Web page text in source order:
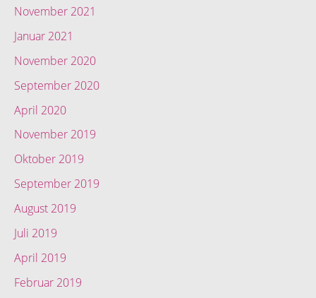
November 2021
Januar 2021
November 2020
September 2020
April 2020
November 2019
Oktober 2019
September 2019
August 2019
Juli 2019
April 2019
Februar 2019